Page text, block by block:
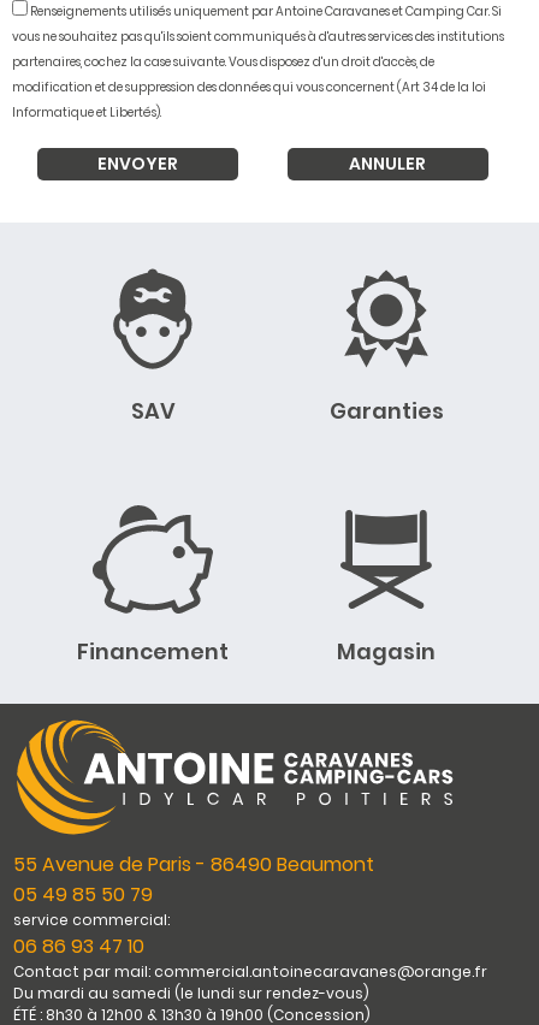
Renseignements utilisés uniquement par Antoine Caravanes et Camping Car. Si
vous ne souhaitez pas qu'ils soient communiqués à d'autres services des institutions
partenaires, cochez la case suivante. Vous disposez d'un droit d'accès, de
modification et de suppression des données qui vous concernent (Art 34 de la loi
Informatique et Libertés).
SAV Garanties
Financement Magasin
55 Avenue de Paris - 86490 Beaumont
05 49 85 50 79
service commercial:
06 86 93 47 10
Contact par mail: commercial.antoinecaravanes@orange.fr
Du mardi au samedi (le lundi sur rendez-vous)
ÉTÉ : 8h30 à 12h00 & 13h30 à 19h00 (Concession)